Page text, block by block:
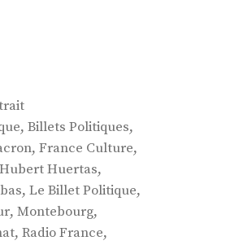
, Billets Politiques,
, France Culture,
Hubert Huertas,
, Le Billet Politique,
, Montebourg,
, Radio France,